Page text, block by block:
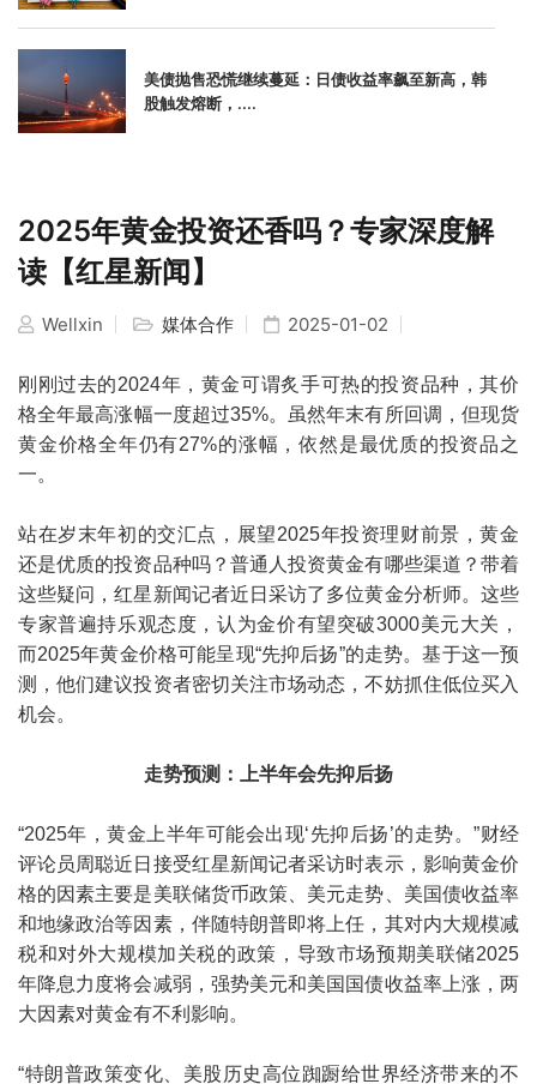
美债抛售恐慌继续蔓延：日债收益率飙至新高，韩
股触发熔断，....
2025年黄金投资还香吗？专家深度解
读【红星新闻】
Wellxin 媒体合作 2025-01-02
刚刚过去的2024年，黄金可谓炙手可热的投资品种，其价
格全年最高涨幅一度超过35%。虽然年末有所回调，但现货
黄金价格全年仍有27%的涨幅，依然是最优质的投资品之
一。
站在岁末年初的交汇点，展望2025年投资理财前景，黄金
还是优质的投资品种吗？普通人投资黄金有哪些渠道？带着
这些疑问，红星新闻记者近日采访了多位黄金分析师。这些
专家普遍持乐观态度，认为金价有望突破3000美元大关，
而2025年黄金价格可能呈现“先抑后扬”的走势。基于这一预
测，他们建议投资者密切关注市场动态，不妨抓住低位买入
机会。
走势预测：上半年会先抑后扬
“2025年，黄金上半年可能会出现‘先抑后扬’的走势。”财经
评论员周聪近日接受红星新闻记者采访时表示，影响黄金价
格的因素主要是美联储货币政策、美元走势、美国债收益率
和地缘政治等因素，伴随特朗普即将上任，其对内大规模减
税和对外大规模加关税的政策，导致市场预期美联储2025
年降息力度将会减弱，强势美元和美国国债收益率上涨，两
大因素对黄金有不利影响。
“特朗普政策变化、美股历史高位踟蹰给世界经济带来的不